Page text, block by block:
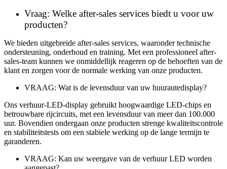
Vraag: Welke after-sales services biedt u voor uw
producten?
We bieden uitgebreide after-sales services, waaronder technische
ondersteuning, onderhoud en training. Met een professioneel after-
sales-team kunnen we onmiddellijk reageren op de behoeften van de
klant en zorgen voor de normale werking van onze producten.
VRAAG: Wat is de levensduur van uw huurautedisplay?
Ons verhuur-LED-display gebruikt hoogwaardige LED-chips en
betrouwbare rijcircuits, met een levensduur van meer dan 100.000
uur. Bovendien ondergaan onze producten strenge kwaliteitscontrole
en stabiliteitstests om een ​​stabiele werking op de lange termijn te
garanderen.
VRAAG: Kan uw weergave van de verhuur LED worden